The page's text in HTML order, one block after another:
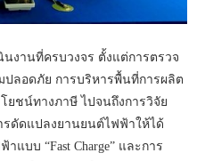
งานที่ครบวงจร ตั้งแต่การตรวจ
ลอดภัย การบริหารพื้นที่การผลิต
ยชน์ทางภาษี ไปจนถึงการวิจัย
ดัดแปลงยานยนต์ไฟฟ้าให้ได้
แบบ “Fast Charge” และการ